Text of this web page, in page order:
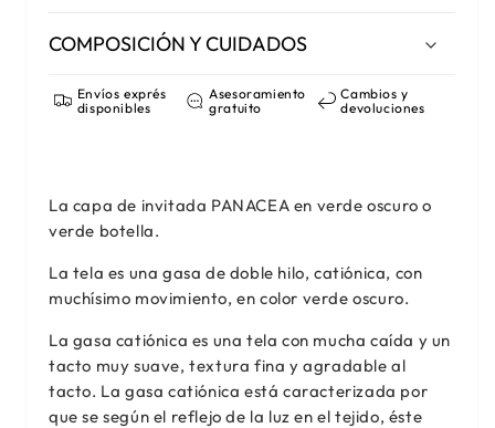
COMPOSICIÓN Y CUIDADOS
Envíos exprés
disponibles
Asesoramiento
gratuito
Cambios y
devoluciones
La capa de invitada PANACEA en verde oscuro o
verde botella.
La tela es una gasa de doble hilo, catiónica, con
muchísimo movimiento, encolor verde oscuro.
La gasa catiónica es una tela con mucha caída y un
tacto muy suave, textura fina y agradable al
tacto. La gasa catiónica está caracterizada por
que se según el reflejo de la luz en el tejido, éste